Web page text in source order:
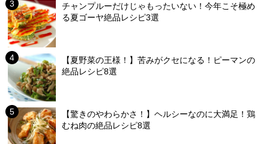
チャンプルーだけじゃもったいない！今年こそ極め
る夏ゴーヤ絶品レシピ3選
【夏野菜の王様！】苦みがクセになる！ピーマンの
絶品レシピ8選
【驚きのやわらかさ！】ヘルシーなのに大満足！鶏
むね肉の絶品レシピ8選